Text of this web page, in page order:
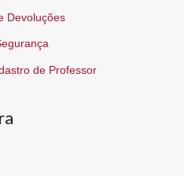
Devoluções
de Professor